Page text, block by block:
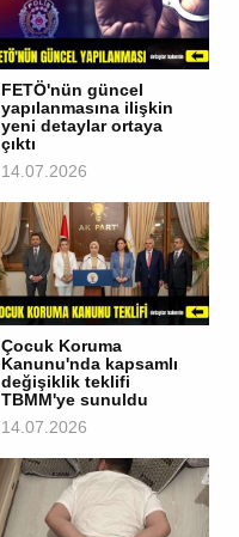
FETÖ'nün güncel
yapılanmasına ilişkin
yeni detaylar ortaya
çıktı
14.07.2026
Çocuk Koruma
Kanunu'nda kapsamlı
değişiklik teklifi
TBMM'ye sunuldu
14.07.2026